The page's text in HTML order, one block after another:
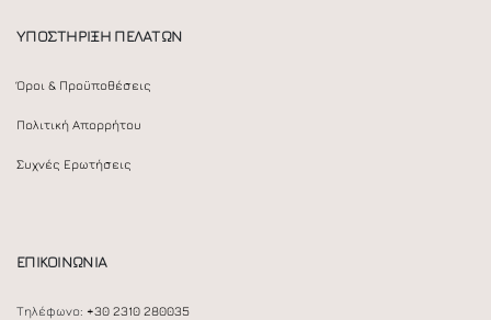
ΥΠΟΣΤΗΡΙΞΗ ΠΕΛΑΤΩΝ
Όροι & Προϋποθέσεις
Πολιτική Απορρήτου
Συχνές Ερωτήσεις
ΕΠΙΚΟΙΝΩΝΙΑ
Τηλέφωνο: +30 2310 280035